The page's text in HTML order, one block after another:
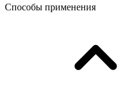
Способы применения